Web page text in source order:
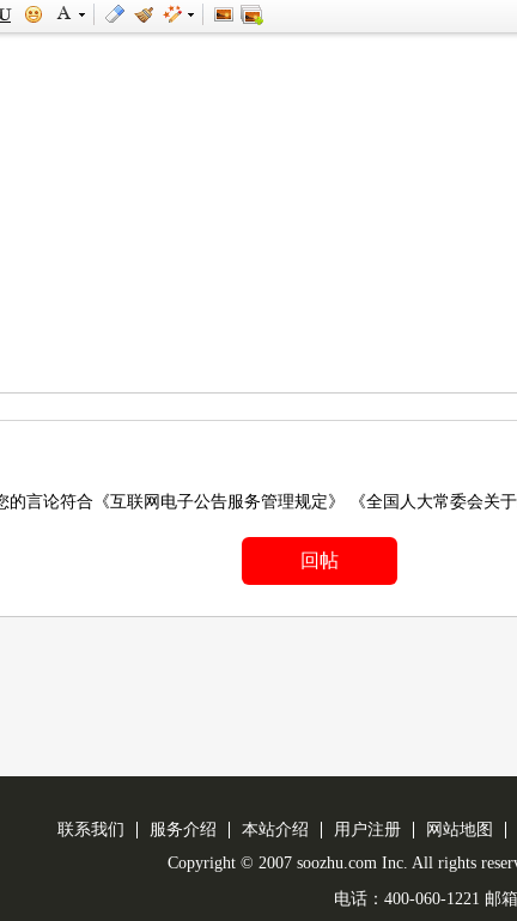
的言论符合 《互联网电子公告服务管理规定》 《全国人大常委会关
回帖
联系我们 服务介绍 本站介绍 用户注册 网站地图
Copyright © 2007 soozhu.com Inc. All rights
电话：400-060-1221 邮